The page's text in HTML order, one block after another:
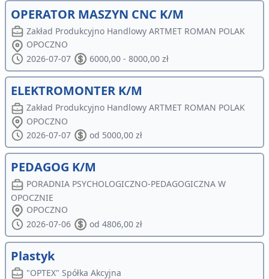
OPERATOR MASZYN CNC K/M
Zakład Produkcyjno Handlowy ARTMET ROMAN POLAK
OPOCZNO
2026-07-07
6000,00 - 8000,00 zł
ELEKTROMONTER K/M
Zakład Produkcyjno Handlowy ARTMET ROMAN POLAK
OPOCZNO
2026-07-07
od 5000,00 zł
PEDAGOG K/M
PORADNIA PSYCHOLOGICZNO-PEDAGOGICZNA W
OPOCZNIE
OPOCZNO
2026-07-06
od 4806,00 zł
Plastyk
"OPTEX" Spółka Akcyjna